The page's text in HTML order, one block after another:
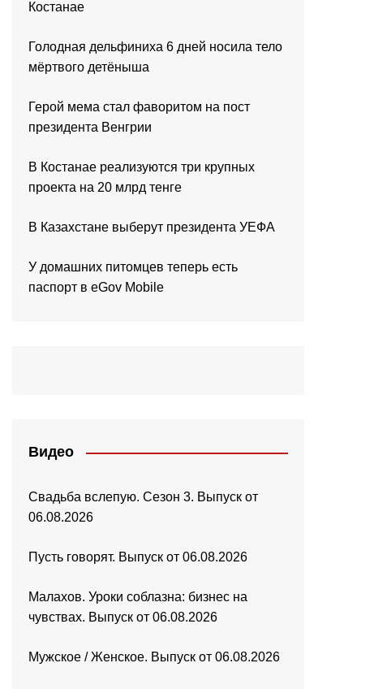
Костанае
Голодная дельфиниха 6 дней носила тело
мёртвого детёныша
Герой мема стал фаворитом на пост
президента Венгрии
В Костанае реализуются три крупных
проекта на 20 млрд тенге
В Казахстане выберут президента УЕФА
У домашних питомцев теперь есть
паспорт в eGov Mobile
Видео
Свадьба вслепую. Сезон 3. Выпуск от
06.08.2026
Пусть говорят. Выпуск от 06.08.2026
Малахов. Уроки соблазна: бизнес на
чувствах. Выпуск от 06.08.2026
Мужское / Женское. Выпуск от 06.08.2026